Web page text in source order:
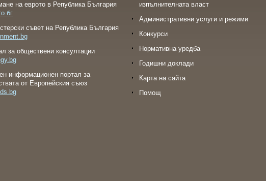
на еврото в Република България
съвет на Република България
за обществени консултации
информационен портал за
от Европейския съюз
изпълнителната власт
Административни услуги и режими
Конкурси
Нормативна уредба
Годишни доклади
Карта на сайта
Помощ